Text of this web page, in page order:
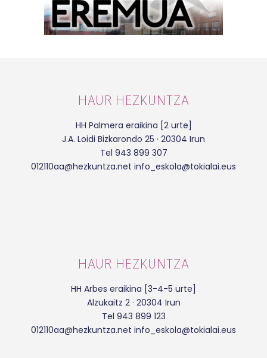
HAUR HEZKUNTZA
HH Palmera eraikina [2 urte]
J.A. Loidi Bizkarondo 25 · 20304 Irun
Tel 943 899 307
012110aa@hezkuntza.net info_eskola@tokialai.eus
HAUR HEZKUNTZA
HH Arbes eraikina [3-4-5 urte]
Alzukaitz 2 · 20304 Irun
Tel 943 899 123
012110aa@hezkuntza.net info_eskola@tokialai.eus